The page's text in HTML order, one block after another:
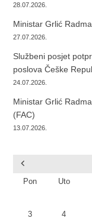
28.07.2026.
Ministar Grlić
27.07.2026.
Službeni posjet
poslova Češke
24.07.2026.
Ministar Grlić
(FAC)
13.07.2026.
Pon Uto
3
4